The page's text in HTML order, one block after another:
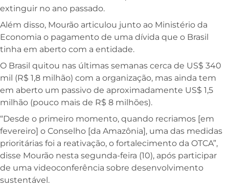
extinguir no ano passado.
Além disso, Mourão articulou junto ao Ministério da
Economia o pagamento de uma dívida que o Brasil
tinha em aberto com a entidade.
O Brasil quitou nas últimas semanas cerca de US$ 340
mil (R$ 1,8 milhão) com a organização, mas ainda tem
em aberto um passivo de aproximadamente US$ 1,5
milhão (pouco mais de R$ 8 milhões).
“Desde o primeiro momento, quando recriamos [em
fevereiro] o Conselho [da Amazônia], uma das medidas
prioritárias foi a reativação, o fortalecimento da OTCA”,
disse Mourão nesta segunda-feira (10), após participar
de uma videoconferência sobre desenvolvimento
sustentável.